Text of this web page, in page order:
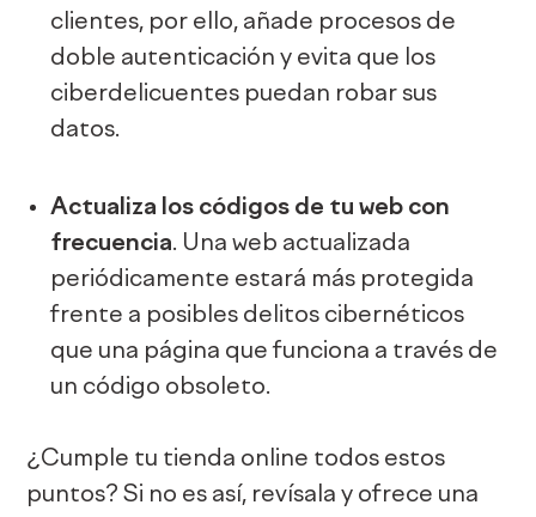
clientes, por ello, añade procesos de
doble autenticación y evita que los
ciberdelicuentes puedan robar sus
datos.
Actualiza los códigos de tu web con
frecuencia. Una web actualizada
periódicamente estará más protegida
frente a posibles delitos cibernéticos
que una página que funciona a través de
un código obsoleto.
¿Cumple tu tienda online todos estos
puntos? Si no es así, revísala y ofrece una